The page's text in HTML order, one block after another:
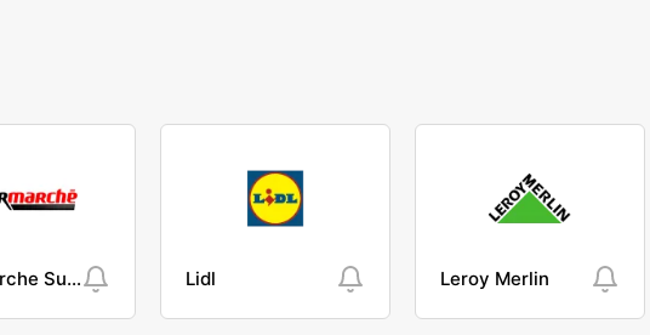
Intermarche Super Lidl Leroy Merlin